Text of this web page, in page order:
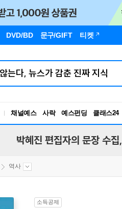
DVD/BD 문구/GIFT 티켓
채널예스 사락 예스펀딩 클래스24
박혜진 편집자의 문장 수집,
역사
소득공제